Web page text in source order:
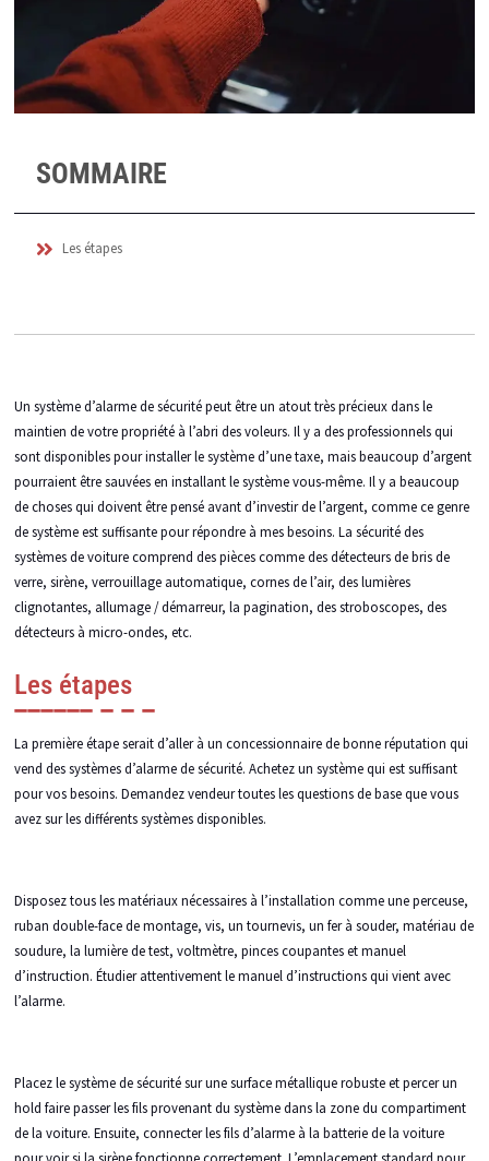
SOMMAIRE
Les étapes
Un système d’alarme de sécurité peut être un atout très précieux dans le
maintien de votre propriété à l’abri des voleurs. Il y a des professionnels qui
sont disponibles pour installer le système d’une taxe, mais beaucoup d’argent
pourraient être sauvées en installant le système vous-même. Il y a beaucoup
de choses qui doivent être pensé avant d’investir de l’argent, comme ce genre
de système est suffisante pour répondre à mes besoins. La sécurité des
systèmes de voiture comprend des pièces comme des détecteurs de bris de
verre, sirène, verrouillage automatique, cornes de l’air, des lumières
clignotantes, allumage / démarreur, la pagination, des stroboscopes, des
détecteurs à micro-ondes, etc.
Les étapes
La première étape serait d’aller à un concessionnaire de bonne réputation qui
vend des systèmes d’alarme de sécurité. Achetez un système qui est suffisant
pour vos besoins. Demandez vendeur toutes les questions de base que vous
avez sur les différents systèmes disponibles.
Disposez tous les matériaux nécessaires à l’installation comme une perceuse,
ruban double-face de montage, vis, un tournevis, un fer à souder, matériau de
soudure, la lumière de test, voltmètre, pinces coupantes et manuel
d’instruction. Étudier attentivement le manuel d’instructions qui vient avec
l’alarme.
Placez le système de sécurité sur une surface métallique robuste et percer un
hold faire passer les fils provenant du système dans la zone du compartiment
de la voiture. Ensuite, connecter les fils d’alarme à la batterie de la voiture